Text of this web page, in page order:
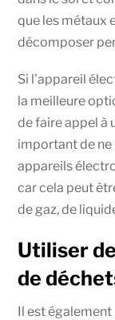
que les métaux
décomposer
Si l’appareil
la meilleure
de faire appel à
important de ne
appareils
car cela peut
de gaz, de
Utiliser
de
Il est